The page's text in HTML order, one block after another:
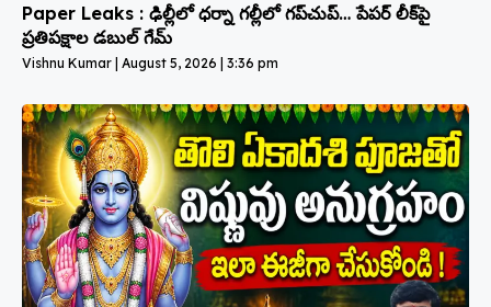
Paper Leaks : ఢిల్లీలో ధర్నా గల్లీలో గప్‌చుప్… పేపర్ లీక్‌పై
ప్రతిపక్షాల డబుల్ గేమ్
Vishnu Kumar August 5, 2026 3:36 pm